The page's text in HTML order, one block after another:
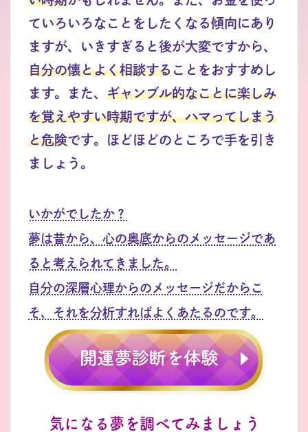
ていろいろなことをしたくなる傾向にあり
ますが、いきすぎると後が大変ですから、
自分の懐とよく相談することをおすすめし
ます。また、 ギャンブル的なことに楽しみ
を覚えやすい時期ですが、ハマってしまう
と危険です。ほどほどのところで手を引き
ましょう。
いかがでしたか？
夢は昔から、心の奥底からのメッセージであ
ると考えられてきました。
自分の深層心理からのメッセージだからこ
そ、それを分析すればよくあたるのです。
気になる夢を調べてみましょう